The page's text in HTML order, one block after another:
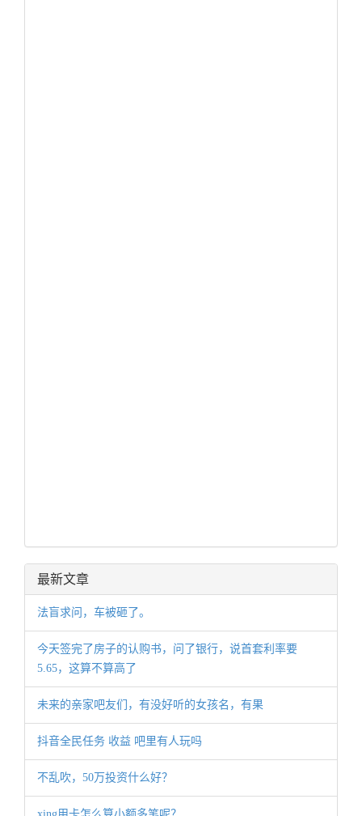
最新文章
法盲求问，车被砸了。
今天签完了房子的认购书，问了银行，说首套利率要
5.65，这算不算高了
未来的亲家吧友们，有没好听的女孩名，有果
抖音全民任务 收益 吧里有人玩吗
不乱吹，50万投资什么好？